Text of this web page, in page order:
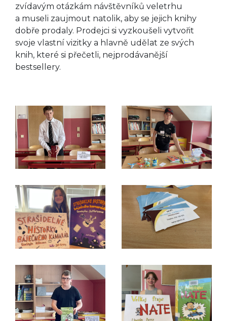
zvídavým otázkám návštěvníků veletrhu
a museli zaujmout natolik, aby se jejich knihy
dobře prodaly. Prodejci si vyzkoušeli vytvořit
svoje vlastní vizitky a hlavně udělat ze svých
knih, které si přečetli, nejprodávanější
bestsellery.